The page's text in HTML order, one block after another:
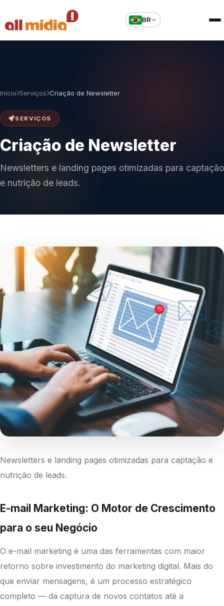
BR
Início Serviços Criação de Newsletter
SERVIÇOS
Criação de Newsletter
Newsletters e landing pages otimizadas para captação
e nutrição de leads.
Newsletters e landing pages otimizadas para captação e
nutrição de leads.
E-mail Marketing: O Motor de Crescimento
para o seu Negócio
O e-mail marketing é uma das ferramentas com maior
retorno sobre investimento do marketing digital. Mais do
que enviar mensagens, é um processo estratégico
completo — da captura de novos contatos até a